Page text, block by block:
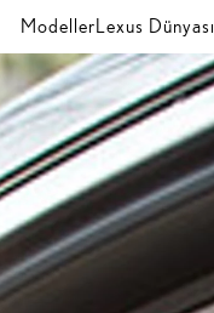
ModellerLexus Dünyası